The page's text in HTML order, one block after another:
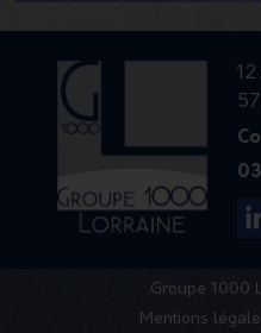
Groupe 1000
Mentions